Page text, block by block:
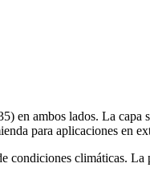
ambos lados. La capa
para aplicaciones en
climáticas.